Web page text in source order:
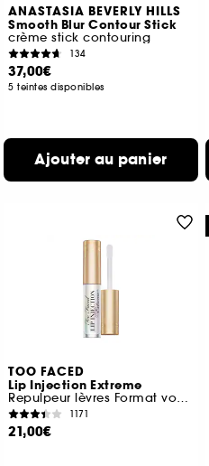
ANASTASIA BEVERLY HILLS
Smooth Blur Contour Stick
crème stick contouring
134
37,00€
5 teintes disponibles
Ajouter au panier
TOO FACED
Lip Injection Extreme
Repulpeur lèvres Format voyage
1171
21,00€